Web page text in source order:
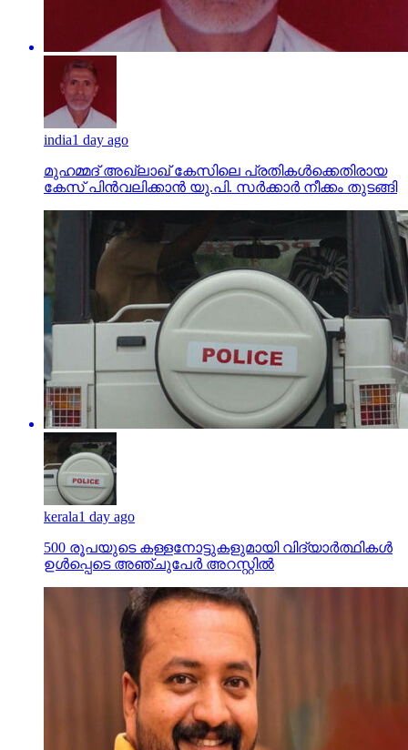
india1 day ago
മുഹമ്മദ് അഖ്‌ലാഖ് കേസിലെ പ്രതികള്‍ക്കെതിരായ
കേസ് പിന്‍വലിക്കാന്‍ യു.പി. സര്‍ക്കാര്‍ നീക്കം തുടങ്ങി
kerala1 day ago
500 രൂപയുടെ കള്ളനോട്ടുകളുമായി വിദ്യാര്‍ത്ഥികള്‍
ഉള്‍പ്പെടെ അഞ്ചുപേര്‍ അറസ്റ്റില്‍